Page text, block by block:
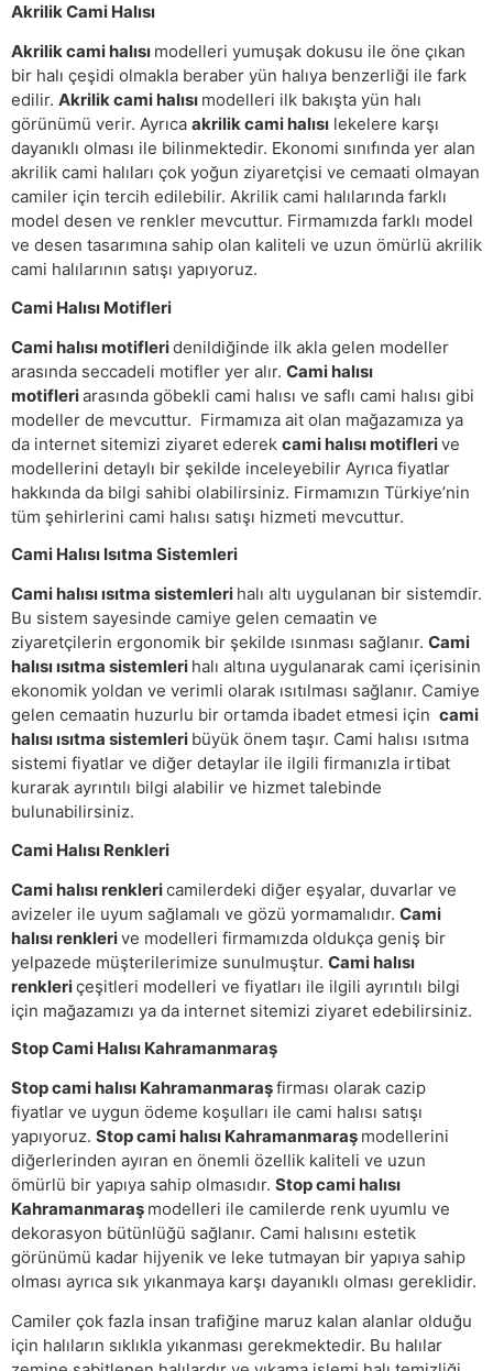
Akrilik Cami Halısı
Akrilik cami halısı modelleri yumuşak dokusu ile öne çıkan
bir halı çeşidi olmakla beraber yün halıya benzerliği ile fark
edilir. Akrilik cami halısı modelleri ilk bakışta yün halı
görünümü verir. Ayrıca akrilik cami halısı lekelere karşı
dayanıklı olması ile bilinmektedir. Ekonomi sınıfında yer alan
akrilik cami halıları çok yoğun ziyaretçisi ve cemaati olmayan
camiler için tercih edilebilir. Akrilik cami halılarında farklı
model desen ve renkler mevcuttur. Firmamızda farklı model
ve desen tasarımına sahip olan kaliteli ve uzun ömürlü akrilik
cami halılarının satışı yapıyoruz.
Cami Halısı Motifleri
Cami halısı motifleridenildiğinde ilk akla gelen modeller
arasında seccadeli motifler yer alır. Cami halısı
motifleriarasında göbekli cami halısı ve saflı cami halısı gibi
modeller de mevcuttur. Firmamıza ait olan mağazamıza ya
da internet sitemizi ziyaret ederek cami halısı motiflerive
modellerini detaylı bir şekilde inceleyebilir Ayrıca fiyatlar
hakkında da bilgi sahibi olabilirsiniz. Firmamızın Türkiye’nin
tüm şehirlerini cami halısı satışı hizmeti mevcuttur.
Cami Halısı Isıtma Sistemleri
Cami halısı ısıtma sistemleri halı altı uygulanan bir sistemdir.
Bu sistem sayesinde camiye gelen cemaatin ve
ziyaretçilerin ergonomik bir şekilde ısınması sağlanır. Cami
halısı ısıtma sistemleri halı altına uygulanarak cami içerisinin
ekonomik yoldan ve verimli olarak ısıtılması sağlanır. Camiye
gelen cemaatin huzurlu bir ortamda ibadet etmesi için cami
halısı ısıtma sistemleri büyük önem taşır. Cami halısı ısıtma
sistemi fiyatlar ve diğer detaylar ile ilgili firmanızla irtibat
kurarak ayrıntılı bilgi alabilir ve hizmet talebinde
bulunabilirsiniz.
Cami Halısı Renkleri
Cami halısı renklericamilerdeki diğer eşyalar, duvarlar ve
avizeler ile uyum sağlamalı ve gözü yormamalıdır. Cami
halısı renklerive modelleri firmamızda oldukça geniş bir
yelpazede müşterilerimize sunulmuştur. Cami halısı
renkleriçeşitleri modelleri ve fiyatları ile ilgili ayrıntılı bilgi
için mağazamızı ya da internet sitemizi ziyaret edebilirsiniz.
Stop Cami Halısı Kahramanmaraş
Stop cami halısı Kahramanmaraşfirması olarak cazip
fiyatlar ve uygun ödeme koşulları ile cami halısı satışı
yapıyoruz. Stop cami halısı Kahramanmaraş modellerini
diğerlerinden ayıran en önemli özellik kaliteli ve uzun
ömürlü bir yapıya sahip olmasıdır. Stop cami halısı
Kahramanmaraş modelleri ile camilerde renk uyumlu ve
dekorasyon bütünlüğü sağlanır. Cami halısını estetik
görünümü kadar hijyenik ve leke tutmayan bir yapıya sahip
olması ayrıca sık yıkanmaya karşı dayanıklı olması gereklidir.
Camiler çok fazla insan trafiğine maruz kalan alanlar olduğu
için halıların sıklıkla yıkanması gerekmektedir. Bu halılar